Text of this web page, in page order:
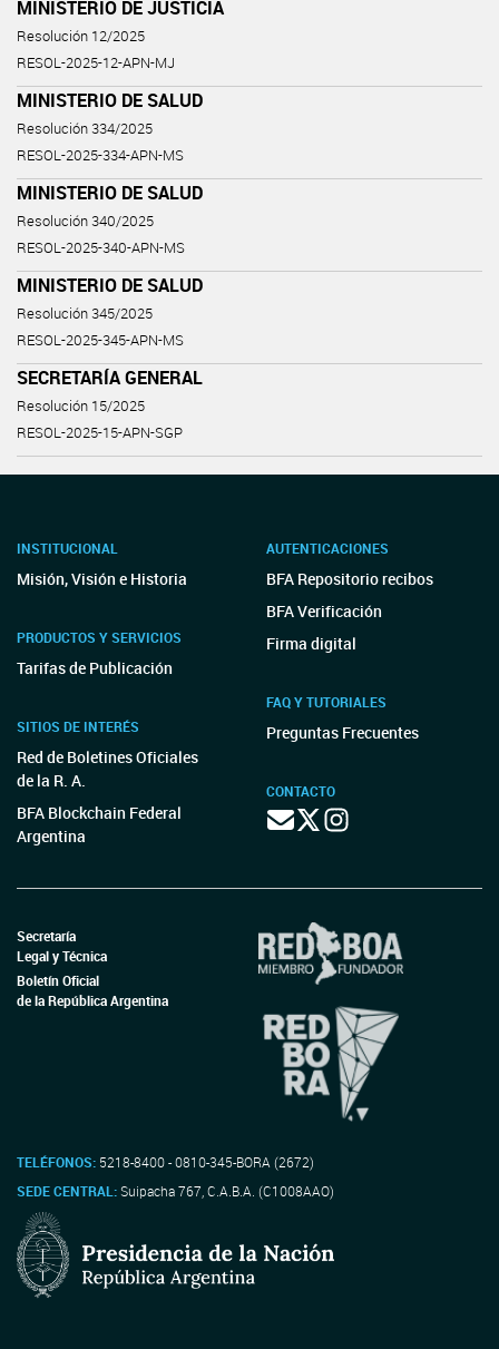
MINISTERIO DE JUSTICIA
Resolución 12/2025
RESOL-2025-12-APN-MJ
MINISTERIO DE SALUD
Resolución 334/2025
RESOL-2025-334-APN-MS
MINISTERIO DE SALUD
Resolución 340/2025
RESOL-2025-340-APN-MS
MINISTERIO DE SALUD
Resolución 345/2025
RESOL-2025-345-APN-MS
SECRETARÍA GENERAL
Resolución 15/2025
RESOL-2025-15-APN-SGP
INSTITUCIONAL
Misión, Visión e Historia
PRODUCTOS Y SERVICIOS
Tarifas de Publicación
SITIOS DE INTERÉS
Red de Boletines Oficiales
de la R. A.
BFA Blockchain Federal
Argentina
AUTENTICACIONES
BFA Repositorio recibos
BFA Verificación
Firma digital
FAQ Y TUTORIALES
Preguntas Frecuentes
CONTACTO
Secretaría
Legal y Técnica
Boletín Oficial
de la República Argentina
TELÉFONOS: 5218-8400 - 0810-345-BORA (2672)
SEDE CENTRAL:Suipacha 767, C.A.B.A. (C1008AAO)